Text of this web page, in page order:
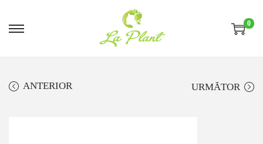
0
ANTERIOR URMĂTOR